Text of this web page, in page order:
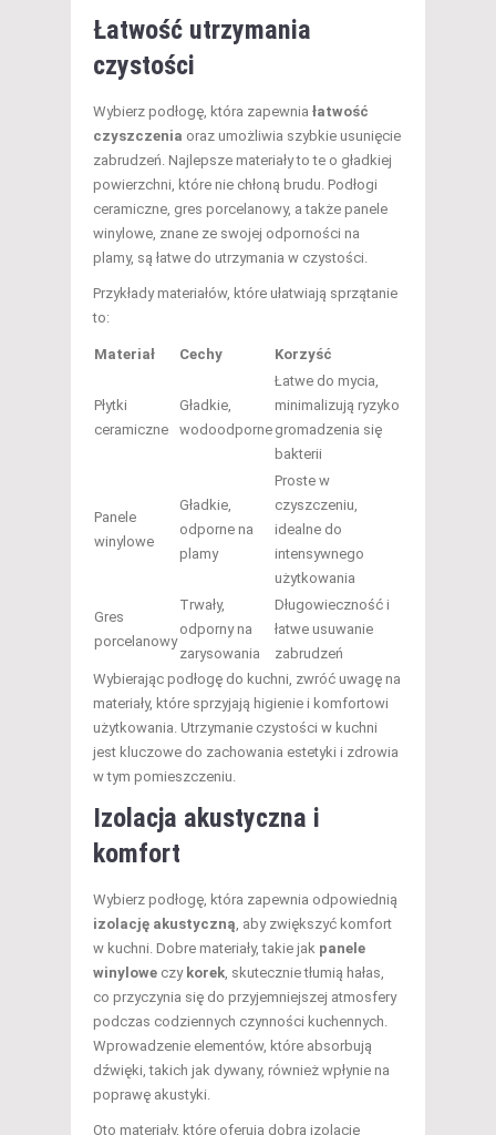
Łatwość utrzymania
czystości
Wybierz podłogę, która zapewnia łatwość
czyszczenia oraz umożliwia szybkie usunięcie
zabrudzeń. Najlepsze materiały to te o gładkiej
powierzchni, które nie chłoną brudu. Podłogi
ceramiczne, gres porcelanowy, a także panele
winylowe, znane ze swojej odporności na
plamy, są łatwe do utrzymania w czystości.
Przykłady materiałów, które ułatwiają sprzątanie
to:
Materiał Cechy Korzyść
Płytki
ceramiczne
Gładkie,
wodoodporne
Łatwe do mycia,
minimalizują ryzyko
gromadzenia się
bakterii
Panele
winylowe
Gładkie,
odporne na
plamy
Proste w
czyszczeniu,
idealne do
intensywnego
użytkowania
Gres
porcelanowy
Trwały,
odporny na
zarysowania
Długowieczność i
łatwe usuwanie
zabrudzeń
Wybierając podłogę do kuchni, zwróć uwagę na
materiały, które sprzyjają higienie i komfortowi
użytkowania. Utrzymanie czystości w kuchni
jest kluczowe do zachowania estetyki i zdrowia
w tym pomieszczeniu.
Izolacja akustyczna i
komfort
Wybierz podłogę, która zapewnia odpowiednią
izolację akustyczną , aby zwiększyć komfort
w kuchni. Dobre materiały, takie jak panele
winylowe czy korek , skutecznie tłumią hałas,
co przyczynia się do przyjemniejszej atmosfery
podczas codziennych czynności kuchennych.
Wprowadzenie elementów, które absorbują
dźwięki, takich jak dywany, również wpłynie na
poprawę akustyki.
Oto materiały, które oferują dobrą izolację